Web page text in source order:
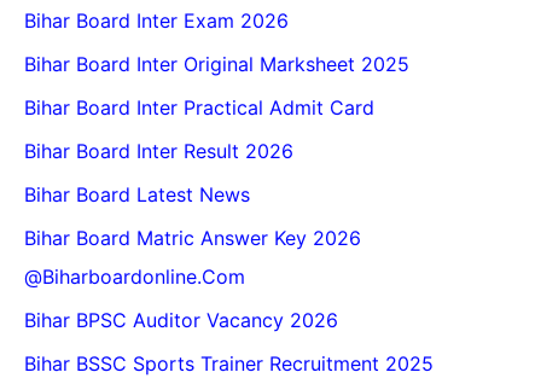
Bihar Board Inter Exam 2026
Bihar Board Inter Original Marksheet 2025
Bihar Board Inter Practical Admit Card
Bihar Board Inter Result 2026
Bihar Board Latest News
Bihar Board Matric Answer Key 2026
@biharboardonline.com
Bihar BPSC Auditor Vacancy 2026
Bihar BSSC Sports Trainer Recruitment 2025